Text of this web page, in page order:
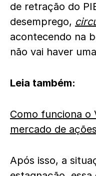
de retração do
desemprego,
acontecendo na
não vai haver
Leia também:
Como funciona o
mercado de ações
Após isso, a